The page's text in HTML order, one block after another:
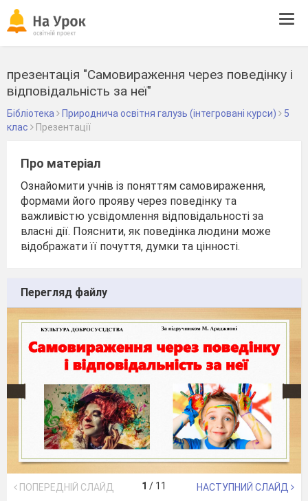
презентація "Самовираження через поведінку і
відповідальність за неї"
Бібліотека Природнича освітня галузь (інтегровані курси)
5
клас
Презентації
Про матеріал
Ознайомити учнів із поняттям самовираження,
формами його прояву через поведінку та
важливістю усвідомлення відповідальності за
власні дії. Пояснити, як поведінка людини може
відображати її почуття, думки та цінності.
Перегляд файлу
ПОПЕРЕДНІЙ СЛАЙД 1 / 11 НАСТУПНИЙ СЛАЙД